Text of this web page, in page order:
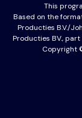
This
Based on the
Producties B.V./
Producties BV.,
Copyright